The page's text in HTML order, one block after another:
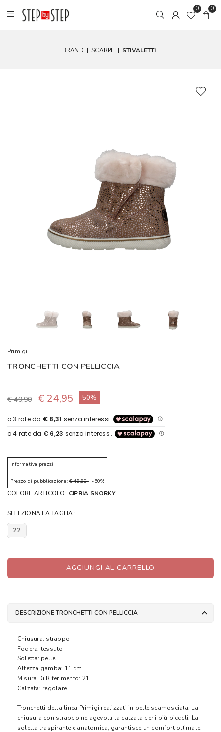
0 0
BRAND | SCARPE | STIVALETTI
Primigi
TRONCHETTI CON PELLICCIA
€ 49,90 € 24,95 50%
Informativa prezzi
Prezzo di pubblicazione: € 49,90-50%
COLORE ARTICOLO: CIPRIA SNORKY
SELEZIONA LA TAGLIA :
22
AGGIUNGI AL CARRELLO
DESCRIZIONE TRONCHETTI CON PELLICCIA
Chiusura: strappo
Fodera: tessuto
Soletta: pelle
Altezza gamba: 11 cm
Misura Di Riferimento: 21
Calzata: regolare
Tronchetti della linea Primigi realizzati in pelle scamosciata. La
chiusura con strappo ne agevola la calzata per i più piccoli. La
soletta traspirante e anatomica, garantisce un comfort ottimale